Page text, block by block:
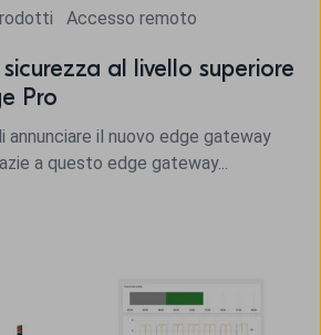
Accesso remoto
al livello superiore
Pro
annunciare il nuovo edge gateway
a questo edge gateway...